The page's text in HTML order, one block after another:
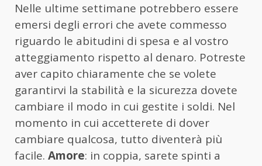
Nelle ultime settimane potrebbero essere
emersi degli errori che avete commesso
riguardo le abitudini di spesa e al vostro
atteggiamento rispetto al denaro. Potreste
aver capito chiaramente che se volete
garantirvi la stabilità e la sicurezza dovete
cambiare il modo in cui gestite i soldi. Nel
momento in cui accetterete di dover
cambiare qualcosa, tutto diventerà più
facile. Amore: in coppia, sarete spinti a